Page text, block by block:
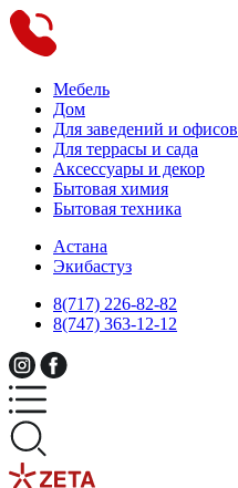
Мебель
Дом
Для заведений и офисов
Для террасы и сада
Аксессуары и декор
Бытовая химия
Бытовая техника
Астана
Экибастуз
8(717) 226-82-82
8(747) 363-12-12